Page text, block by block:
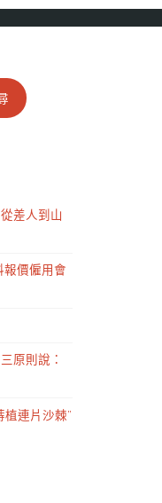
差人到山
報價僱用會
原則說：
連片沙棘”